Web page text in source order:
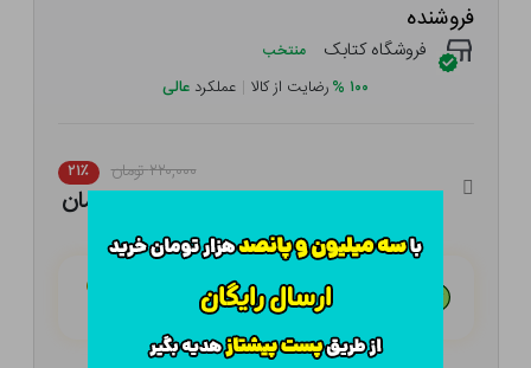
فروشنده
فروشگاه کتابک منتخب
۱۰۰ %رضایت از کالا | عملکرد عالی
۲۲۰,۰۰۰ تومان ۲۱٪
۱۷۳,۸۰۰ تومان
هـر قسط با تــرب‌پــی: